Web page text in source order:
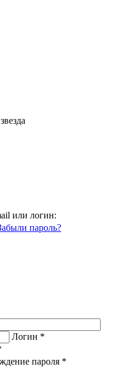
или логин:
пароль?
Логин *
пароля *